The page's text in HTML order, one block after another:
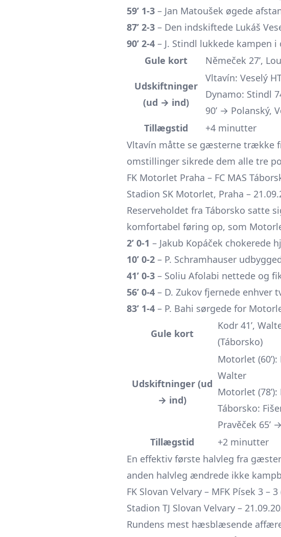
59’ 1-3 – Jan Matoušek øgede
87’ 2-3 – Den indskiftede Lukáš
90’ 2-4 – J. Stindl lukkede kampen i
Gule kort
Němeček 27’,
Udskiftninger
(ud → ind)
Vltavín: Veselý
Dynamo: Stindl
90’ → Polanský,
Tillægstid
+4 minutter
Vltavín måtte se gæsterne trække
omstillinger sikrede dem alle tre
FK Motorlet Praha – FC MAS
Stadion SK Motorlet, Praha –
Reserveholdet fra Táborsko satte
komfortabel føring op, som
2’ 0-1 – Jakub Kopáček chokerede
10’ 0-2 – P. Schramhauser
41’ 0-3 – Soliu Afolabi nettede og
56’ 0-4 – D. Zukov fjernede enhver
83’ 1-4 – P. Bahi sørgede for
Gule kort
Kodr 41’,
(Táborsko)
Udskiftninger (ud
→ ind)
Motorlet
Walter
Motorlet
Táborsko:
Pravěček 65’
Tillægstid
+2 minutter
En effektiv første halvleg fra
anden halvleg ændrede ikke
FK Slovan Velvary – MFK Písek 3 – 3
Stadion TJ Slovan Velvary –
Rundens mest hæsblæsende